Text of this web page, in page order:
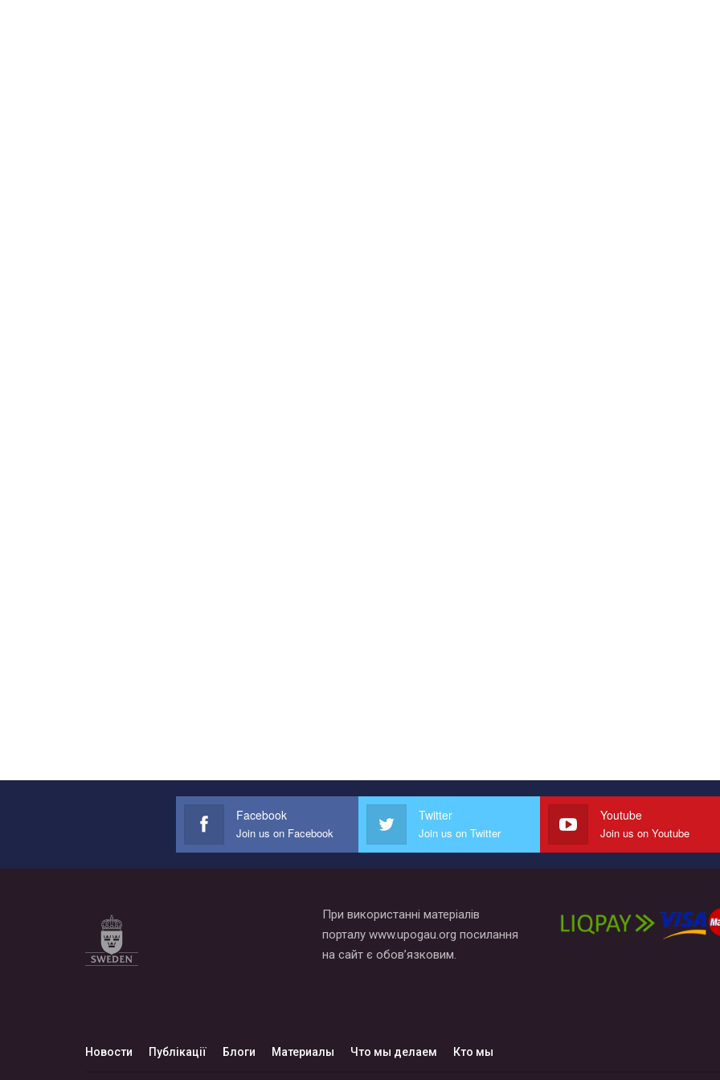
Facebook
Join us on Facebook
Twitter
Join us on Twitter
Youtube
Join us on Youtube
При використанні матеріалів
порталу www.upogau.org посилання
на сайт є обов’язковим.
Новости Публікації Блоги Материалы Что мы делаем Кто мы